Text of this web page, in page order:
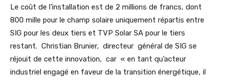
Le coût de l’installation est de 2 millions de francs, dont
800 mille pour le champ solaire uniquement répartis entre
SIG pour les deux tiers et TVP Solar SA pour le tiers
restant. Christian Brunier, directeur général de SIG se
réjouit de cette innovation, car « en tant qu’acteur
industriel engagé en faveur de la transition énergétique, il